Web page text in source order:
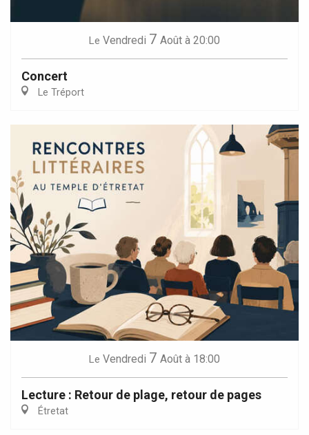
Le Vendredi 7 Août à 20:00
Concert
Le Tréport
Le Vendredi 7 Août à 18:00
Lecture : Retour de plage, retour de pages
Étretat